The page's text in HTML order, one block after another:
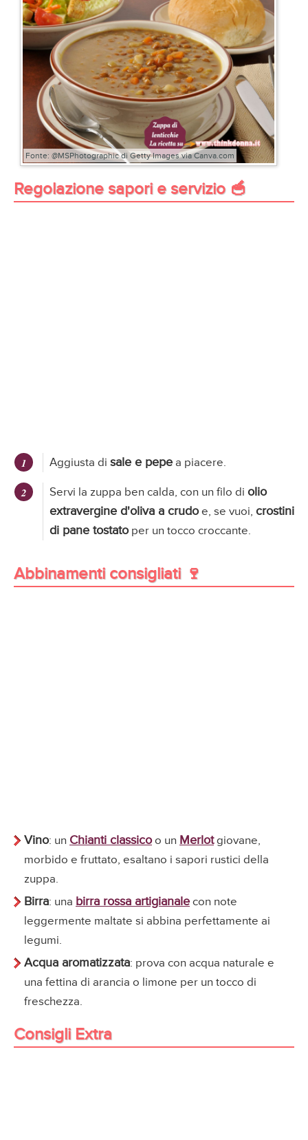
Fonte: @MSPhotographic di Getty Images via Canva.com
Regolazione sapori e servizio 🥣
Aggiusta di sale e pepe a piacere.
Servi la zuppa ben calda, con un filo di olio
extravergine d'oliva a crudoe, se vuoi, crostini
di pane tostatoper un tocco croccante.
Abbinamenti consigliati 🍷
Vino: un Chianti classicoo un Merlotgiovane,
morbido e fruttato, esaltano i sapori rustici della
zuppa.
Birra: una birra rossa artigianale con note
leggermente maltate si abbina perfettamente ai
legumi.
Acqua aromatizzata: prova con acqua naturale e
una fettina di arancia o limone per un tocco di
freschezza.
Consigli Extra